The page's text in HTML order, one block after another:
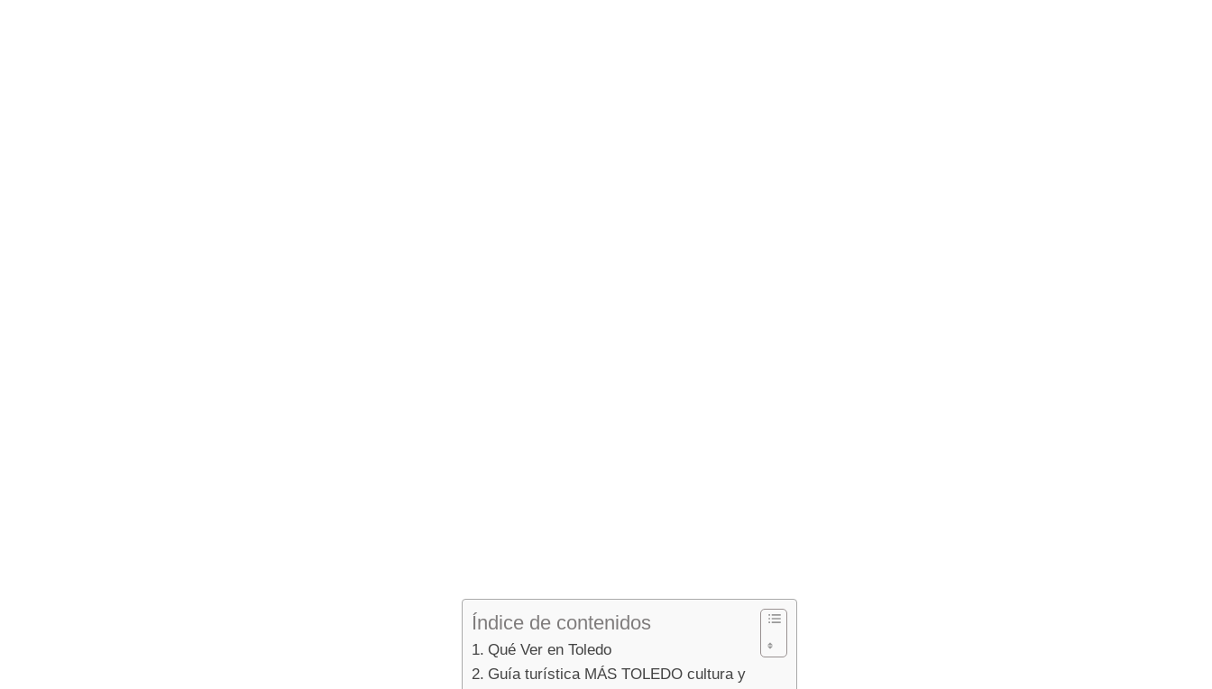
Índice de contenidos
Qué Ver en Toledo
Guía turística MÁS TOLEDO cultura y